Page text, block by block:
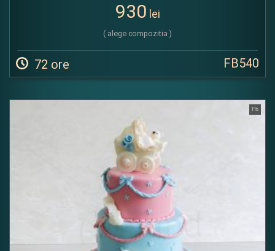
930 lei
( alege compozitia )
72 ore FB540
Fb